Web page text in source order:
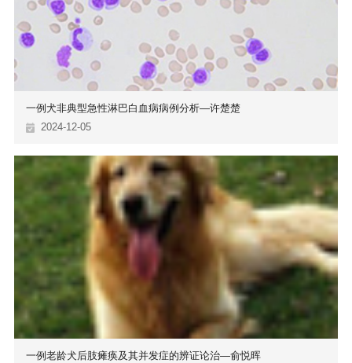
一例犬非典型急性淋巴白血病病例分析—许楚楚
2024-12-05
一例老龄犬后肢瘫痪及其并发症的辨证论治—俞悦晖